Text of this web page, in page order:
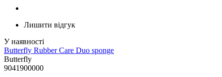
Лишити відгук
Butterfly Rubber Care Duo sponge
Butterfly
9041900000